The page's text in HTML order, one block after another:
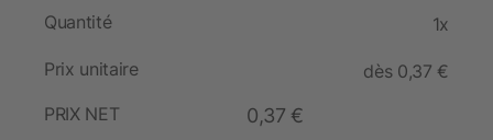
Quantité 1x
Prix unitaire
dès 0,37 €
PRIX NET
0,37 €